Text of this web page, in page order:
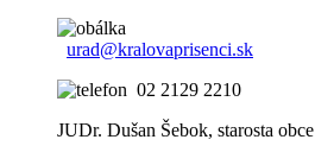
urad@kralovaprisenci.sk
02 2129 2210
JUDr. Dušan Šebok, starosta obce